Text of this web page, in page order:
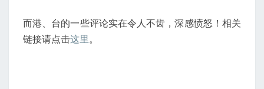
而港、台的一些评论实在令人不齿，深感愤怒！相关
链接请点击这里。